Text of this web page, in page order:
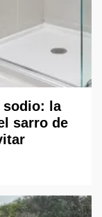
sodio: la
sarro de